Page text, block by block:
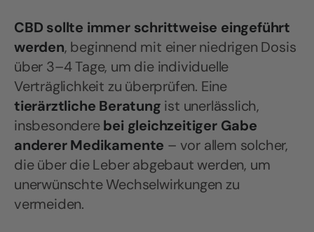
CBD sollte immer schrittweise eingeführt
werden, beginnend mit einer niedrigen Dosis
über 3–4 Tage, um die individuelle
Verträglichkeit zu überprüfen. Eine
tierärztliche Beratung ist unerlässlich,
insbesonderebei gleichzeitiger Gabe
anderer Medikamente – vor allem solcher,
die über die Leber abgebaut werden, um
unerwünschte Wechselwirkungen zu
vermeiden.